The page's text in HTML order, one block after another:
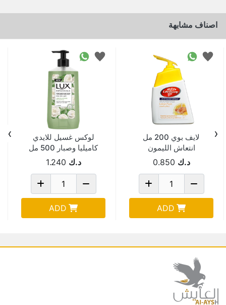
اصناف مشابهة
لايف بوي 200 مل
انتعاش الليمون
د.ك 0.850
ADD
لوكس غسيل للايدي
كاميليا وصبار 500 مل
د.ك 1.240
ADD
‹
›